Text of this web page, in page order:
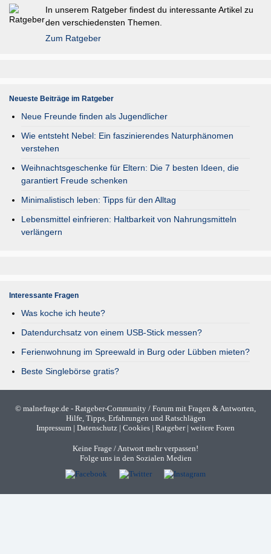
In unserem Ratgeber findest du interessante Artikel zu
den verschiedensten Themen.
Zum Ratgeber
Neueste Beiträge im Ratgeber
Neue Freunde finden als Jugendlicher
Wie entsteht Nebel: Ein faszinierendes Naturphänomen
verstehen
Weihnachtsgeschenke für Eltern: Die 7 besten Ideen, die
garantiert Freude schenken
Minimalistisch leben: Tipps für den Alltag
Lebensmittel einfrieren: Haltbarkeit von Nahrungsmitteln
verlängern
Interessante Fragen
Was koche ich heute?
Datendurchsatz von einem USB-Stick messen?
Ferienwohnung im Spreewald in Burg oder Lübben mieten?
Beste Singlebörse gratis?
© malnefrage.de - Ratgeber-Community / Forum mit Fragen & Antworten,
Hilfe, Tipps, Erfahrungen und Ratschlägen
Impressum | Datenschutz | Cookies | Ratgeber| weitere Foren
Keine Frage / Antwort mehr verpassen!
Folge uns in den Sozialen Medien